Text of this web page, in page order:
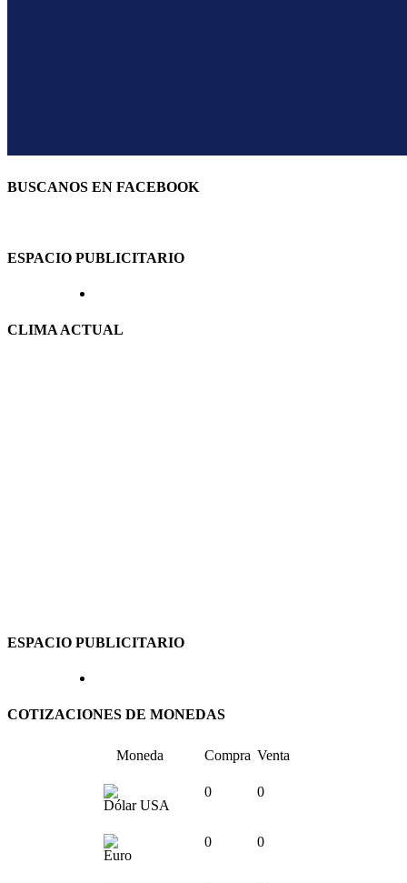
BUSCANOS EN FACEBOOK
ESPACIO PUBLICITARIO
CLIMA ACTUAL
ESPACIO PUBLICITARIO
COTIZACIONES DE MONEDAS
Moneda Compra Venta
Dólar USA
0 0
Euro
0 0